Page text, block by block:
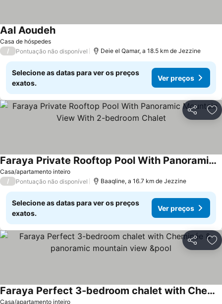
Casa de hóspedes
Aal AoudehVer preços
/ Pontuação não disponível Deie el Qamar, a 18.5 km de Jezzine
Selecione as datas para ver os preços
exatos.
Ver preços
Partilhar
Casa/apartamento inteiro
Faraya Private Rooftop Pool With Panoramic Mountain View With 2-bedroom Chalet
Ver preços
/ Pontuação não disponível Baaqline, a 16.7 km de Jezzine
Selecione as datas para ver os preços
exatos.
Ver preços
Partilhar
Casa/apartamento inteiro
Faraya Perfect 3-bedroom chalet with Cheminée & panoramic mountain view &pool